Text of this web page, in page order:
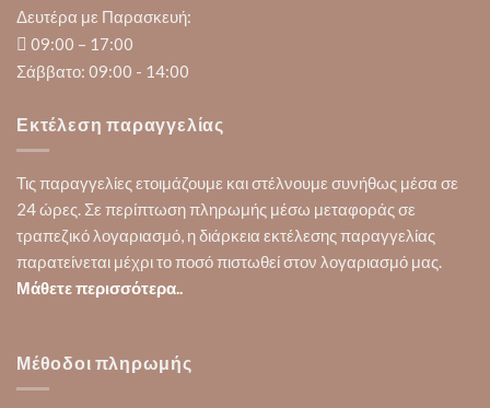
Δευτέρα με Παρασκευή:
09:00 – 17:00
Σάββατο: 09:00 - 14:00
Εκτέλεση παραγγελίας
Τις παραγγελίες ετοιμάζουμε και στέλνουμε συνήθως μέσα σε
24 ώρες. Σε περίπτωση πληρωμής μέσω μεταφοράς σε
τραπεζικό λογαριασμό, η διάρκεια εκτέλεσης παραγγελίας
παρατείνεται μέχρι το ποσό πιστωθεί στον λογαριασμό μας.
Μάθετε περισσότερα..
Μέθοδοι πληρωμής